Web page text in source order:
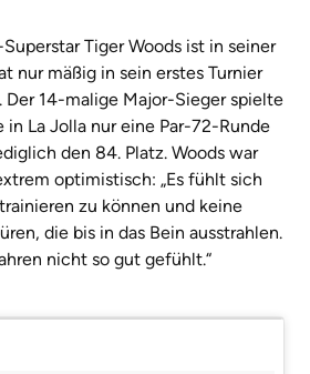
Tiger Woods ist in seiner
nur mäßig in sein erstes Turnier
Der 14-malige Major-Sieger spielte
in La Jolla nur eine Par-72-Runde
den 84. Platz. Woods war
optimistisch: „Es fühlt sich
zu können und keine
die bis in das Bein ausstrahlen.
nicht so gut gefühlt.“